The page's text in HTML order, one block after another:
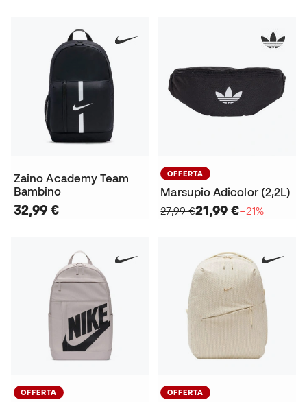
Zaino Academy Team
Bambino
32,99 €
OFFERTA
Marsupio Adicolor (2,2L)
27,99 €21,99 €−21%
OFFERTA OFFERTA